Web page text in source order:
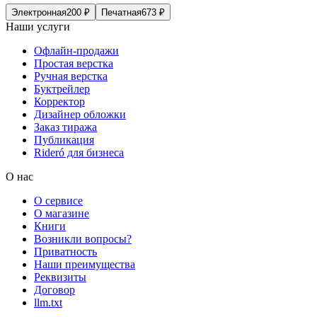
Электронная200 ₽ Печатная673 ₽
Наши услуги
Офлайн-продажи
Простая верстка
Ручная верстка
Буктрейлер
Корректор
Дизайнер обложки
Заказ тиража
Публикация
Rideró для бизнеса
О нас
О сервисе
О магазине
Книги
Возникли вопросы?
Приватность
Наши преимущества
Реквизиты
Договор
llm.txt